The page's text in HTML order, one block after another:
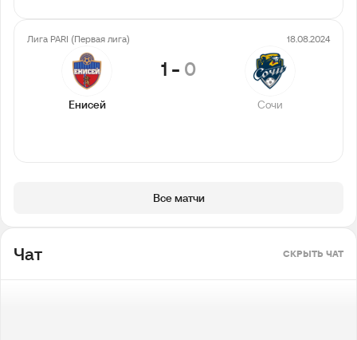
Лига PARI (Первая лига) 18.08.2024
Енисей
1 - 0
Сочи
Все матчи
Чат СКРЫТЬ ЧАТ